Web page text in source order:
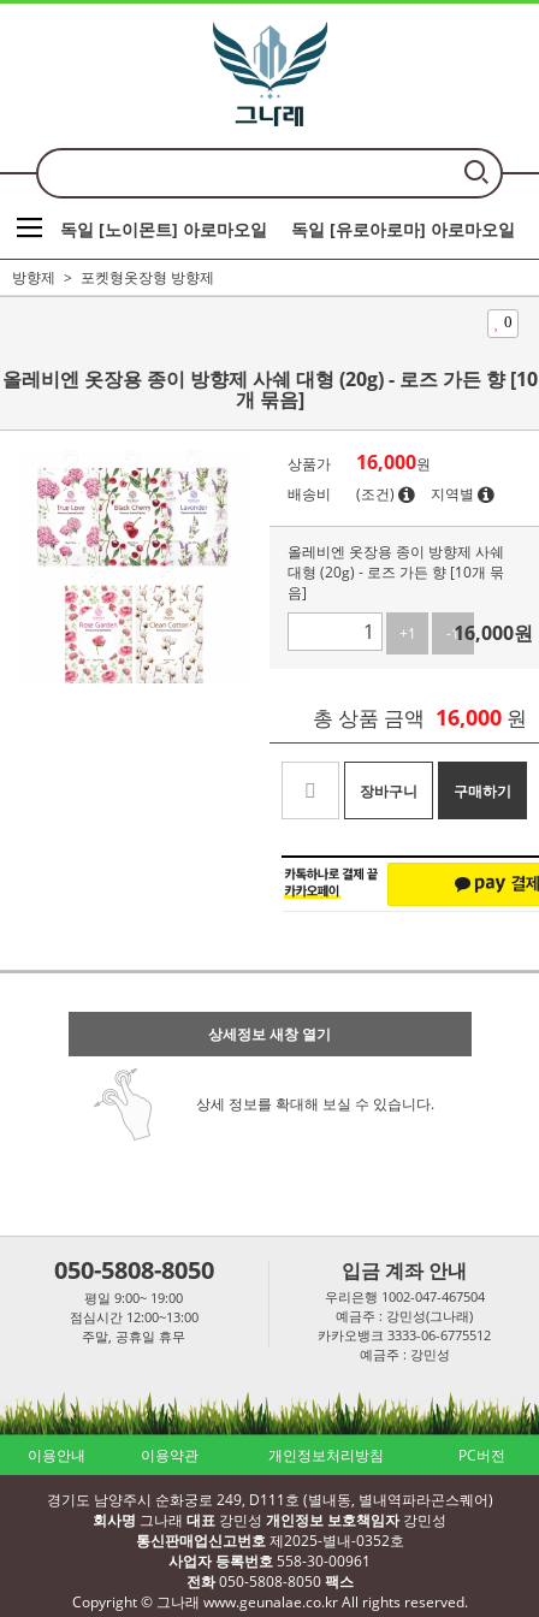
독일 [노이몬트] 아로마오일 독일 [유로아로마] 아로마오일
방향제 포켓형옷장형 방향제
0
올레비엔 옷장용 종이 방향제 사쉐 대형 (20g) - 로즈 가든 향 [10
개 묶음]
상품가 16,000원
배송비
(조건) 지역별
올레비엔 옷장용 종이 방향제 사쉐
대형 (20g) - 로즈 가든 향 [10개 묶
음]
+1
-116,000원
총 상품 금액 16,000 원
장바구니 구매하기
상세정보 새창 열기
상세 정보를 확대해 보실 수 있습니다.
050-5808-8050
평일 9:00~ 19:00
점심시간 12:00~13:00
주말, 공휴일 휴무
입금 계좌 안내
우리은행 1002-047-467504
예금주 : 강민성(그나래)
카카오뱅크 3333-06-6775512
예금주 : 강민성
이용안내 이용약관 개인정보처리방침 PC버전
경기도 남양주시 순화궁로 249, D111호 (별내동, 별내역파라곤스퀘어)
회사명 그나래 대표 강민성 개인정보 보호책임자강민성
통신판매업신고번호제2025-별내-0352호
사업자 등록번호558-30-00961
전화050-5808-8050팩스
Copyright © 그나래 www.geunalae.co.kr All rights reserved.